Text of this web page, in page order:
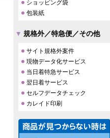
ショッピング袋
包装紙
規格外／特急便／その他
サイト規格外案件
現物データ化サービス
当日着特急サービス
翌日着サービス
セルフデータチェック
カレイド印刷